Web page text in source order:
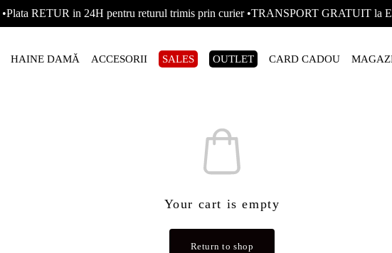
•Plata RETUR in 24H pentru returul trimis prin curier •TRANSPORT GRATUIT la
HAINE DAMĂ ACCESORII SALES OUTLET CARD CADOU
Your cart is empty
Return to shop